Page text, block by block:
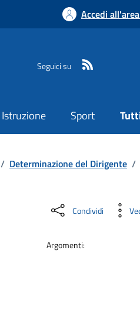
Accedi
Seguici su
Istruzione Sport
/ Determinazione del Dirigente /
Condividi
Argomenti: